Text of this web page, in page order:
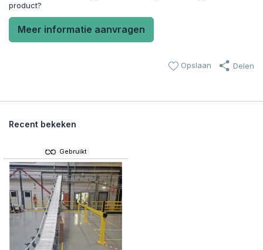
product?
Meer informatie aanvragen
Opslaan Delen
Recent bekeken
Gebruikt